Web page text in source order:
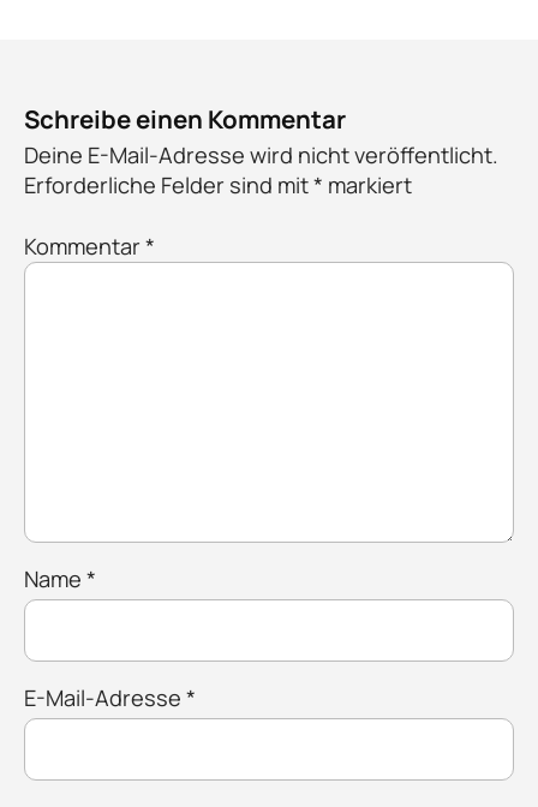
Schreibe einen Kommentar
Deine E-Mail-Adresse wird nicht veröffentlicht.
Erforderliche Felder sind mit* markiert
Kommentar *
Name *
E-Mail-Adresse *